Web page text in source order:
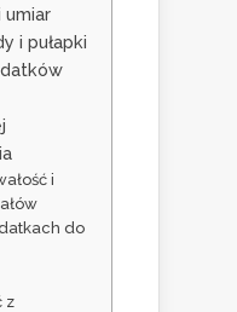
umiar
i pułapki
i
do
z